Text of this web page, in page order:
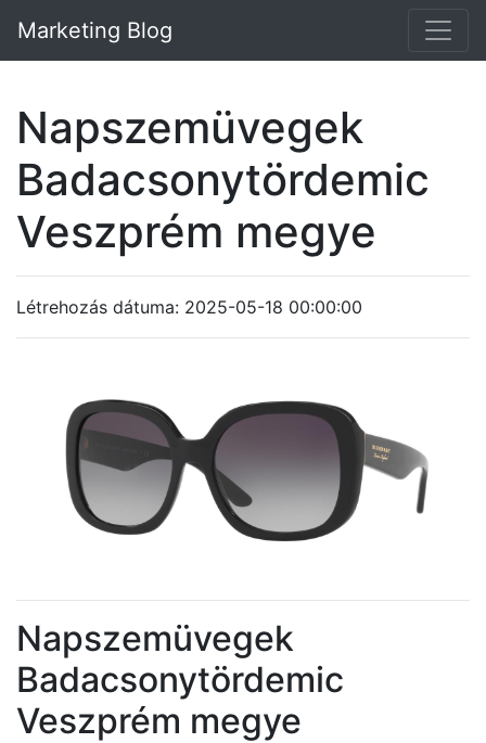
Marketing Blog
Napszemüvegek
Badacsonytördemic
Veszprém megye
Létrehozás dátuma: 2025-05-18 00:00:00
Napszemüvegek
Badacsonytördemic
Veszprém megye